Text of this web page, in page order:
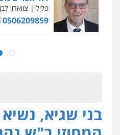
פלילי פשיעה
0506217771
עו"ד אביגדור
עו"ד תמיר
פלילי
בני שגיא,